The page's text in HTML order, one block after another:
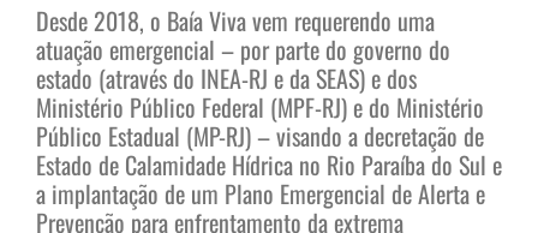
Desde 2018, o Baía Viva vem requerendo uma
atuação emergencial – por parte do governo do
estado (através do INEA-RJ e da SEAS) e dos
Ministério Público Federal (MPF-RJ) e do Ministério
Público Estadual (MP-RJ) – visando a decretação de
Estado de Calamidade Hídrica no Rio Paraíba do Sul e
a implantação de um Plano Emergencial de Alerta e
Prevenção para enfrentamento da extrema